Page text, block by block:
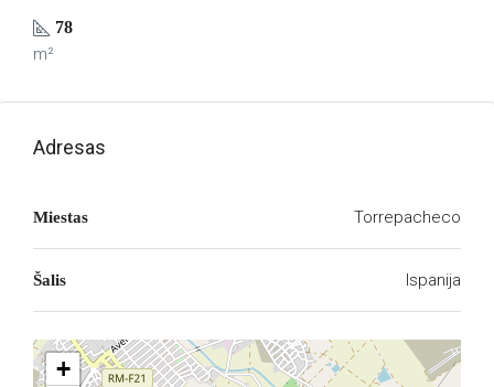
78
m²
Adresas
Miestas Torrepacheco
Šalis Ispanija
+